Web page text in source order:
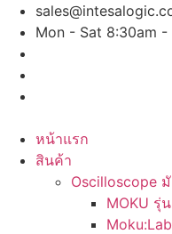
Skip
content
Mon - Sat 8:30am -
หน้าแรก
สินค้า
Oscilloscope
MOKU รุ่
Moku:Lab